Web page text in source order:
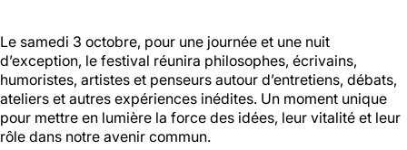
Sam, Dim : 15h00 - 00h00
Voir la carte
01 46 36 07 07
En savoir plus
Le samedi 3 octobre, pour une journée et une nuit
d’exception, le festival réunira philosophes, écrivains,
humoristes, artistes et penseurs autour d’entretiens, débats,
ateliers et autres expériences inédites. Un moment unique
pour mettre en lumière la force des idées, leur vitalité et leur
rôle dans notre avenir commun.